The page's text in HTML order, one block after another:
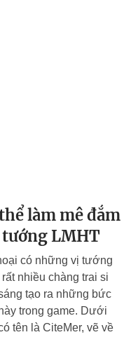
làm mê đắm
tướng LMHT
có những vị tướng
nhiều chàng trai si
tạo ra những bức
trong game. Dưới
tên là CiteMer, vẽ về